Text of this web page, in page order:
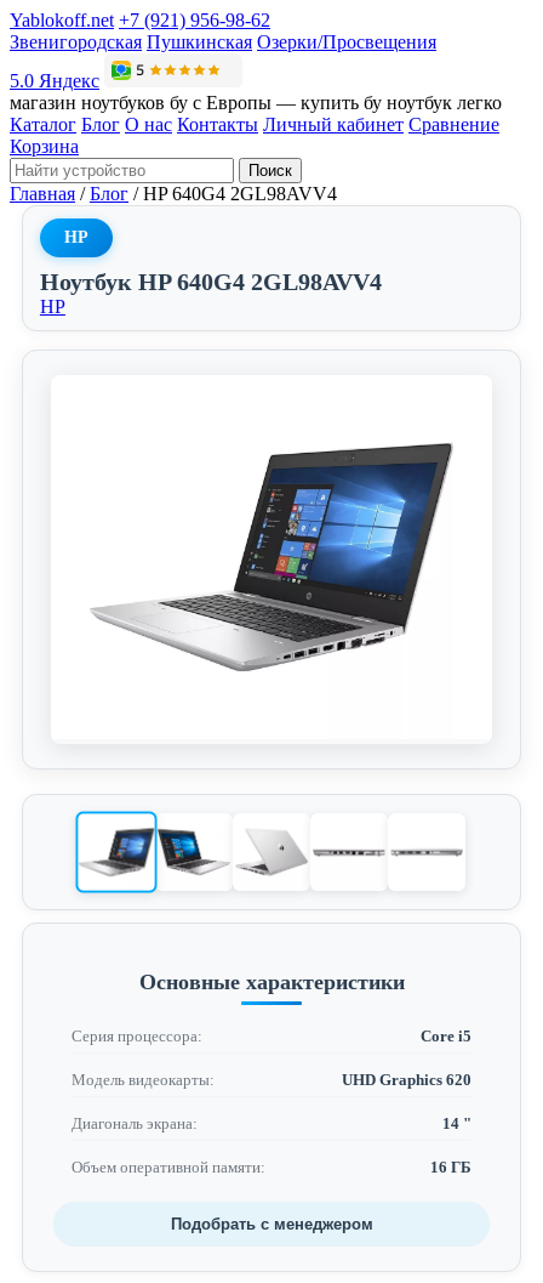
Yablokoff.net +7 (921) 956-98-62
Звенигородская Пушкинская Озерки/Просвещения
5.0 Яндекс
магазин ноутбуков бу с Европы — купить бу ноутбук легко
Каталог Блог О нас Контакты Личный кабинет Сравнение
Корзина
Поиск
Главная / Блог / HP 640G4 2GL98AVV4
HP
Ноутбук HP 640G4 2GL98AVV4
HP
Основные характеристики
Серия процессора: Core i5
Модель видеокарты: UHD Graphics 620
Диагональ экрана: 14 "
Объем оперативной памяти: 16 ГБ
Подобрать с менеджером